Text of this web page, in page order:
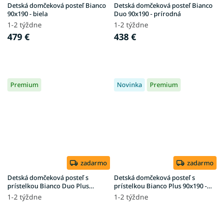
Detská domčeková posteľ Bianco
90x190 - biela
1-2 týždne
479 €
Detská domčeková posteľ Bianco
Duo 90x190 - prírodná
1-2 týždne
438 €
Premium
zadarmo
Detská domčeková posteľ s
prístelkou Bianco Duo Plus
90x190 - prírodná
1-2 týždne
Novinka Premium
zadarmo
Detská domčeková posteľ s
prístelkou Bianco Plus 90x190 -
prírodná
1-2 týždne